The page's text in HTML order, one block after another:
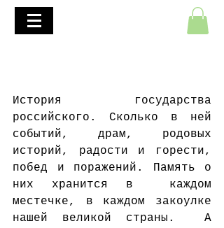
История государства
российского. Сколько в ней
событий, драм, родовых
историй, радости и горести,
побед и поражений. Память о
них хранится в  каждом
местечке, в каждом закоулке
нашей великой страны.  А